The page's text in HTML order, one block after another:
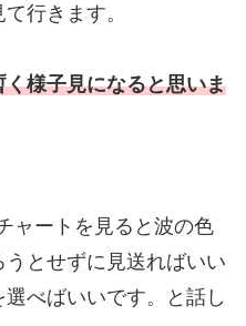
行きます。
様子見になると思いま
ャートを見ると波の色
とせずに見送ればいい
べばいいです。と話し